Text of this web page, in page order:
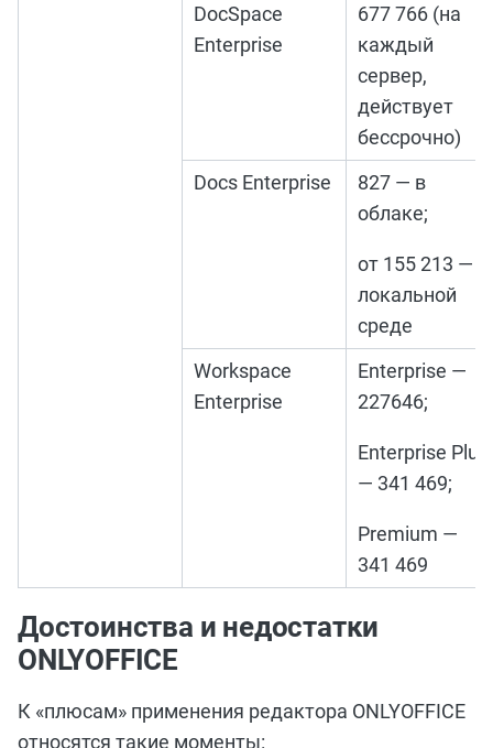
DocSpace
Enterprise
677 766 (на
каждый
сервер,
действует
бессрочно)
Docs Enterprise
827 — в
облаке;
от 155 213 — в
локальной
среде
Workspace
Enterprise
Enterprise —
227646;
Enterprise Plus
— 341 469;
Premium —
341 469
Достоинства и недостатки
ONLYOFFICE
К «плюсам» применения редактора ONLYOFFICE
относятся такие моменты: